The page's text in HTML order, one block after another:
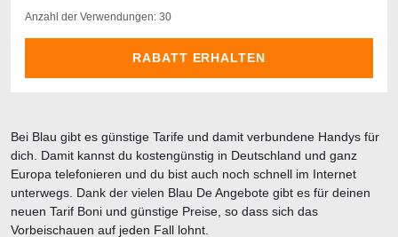
Anzahl der Verwendungen: 30
RABATT ERHALTEN
Bei Blau gibt es günstige Tarife und damit verbundene Handys für
dich. Damit kannst du kostengünstig in Deutschland und ganz
Europa telefonieren und du bist auch noch schnell im Internet
unterwegs. Dank der vielen Blau De Angebote gibt es für deinen
neuen Tarif Boni und günstige Preise, so dass sich das
Vorbeischauen auf jeden Fall lohnt.